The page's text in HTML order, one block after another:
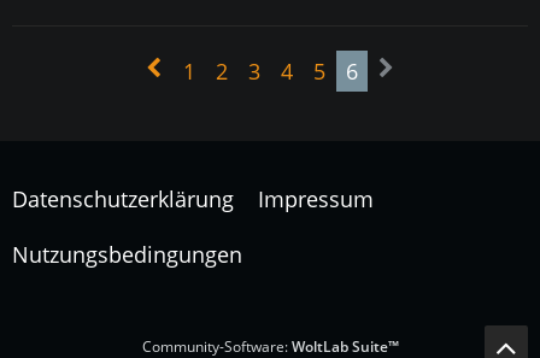
1 2 3 4 5 6
Datenschutzerklärung
Impressum
Nutzungsbedingungen
Community-Software:WoltLab Suite™